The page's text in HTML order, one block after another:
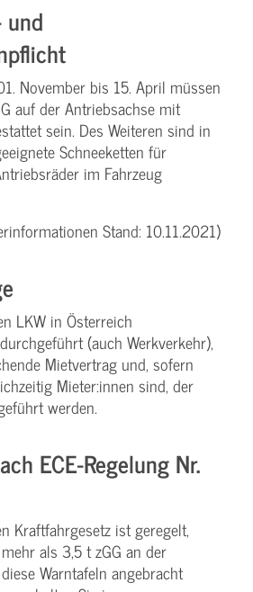
November bis 15. April müssen
auf der Antriebsachse mit
sein. Des Weiteren sind in
Schneeketten für
im Fahrzeug
Stand: 10.11.2021)
LKW in Österreich
(auch Werkverkehr),
Mietvertrag und, sofern
Mieter:innen sind, der
werden.
ECE-Regelung Nr.
Kraftfahrgesetz ist geregelt,
als 3,5 t zGG an der
Warntafeln angebracht